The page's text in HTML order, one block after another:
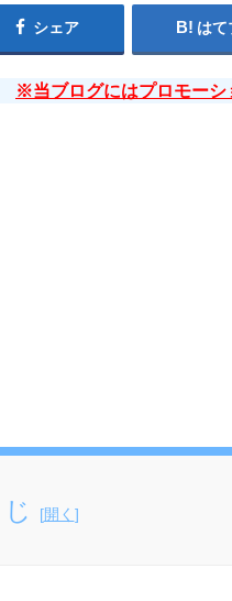
シェア はて
※当ブログにはプロモーシ
[開く ]